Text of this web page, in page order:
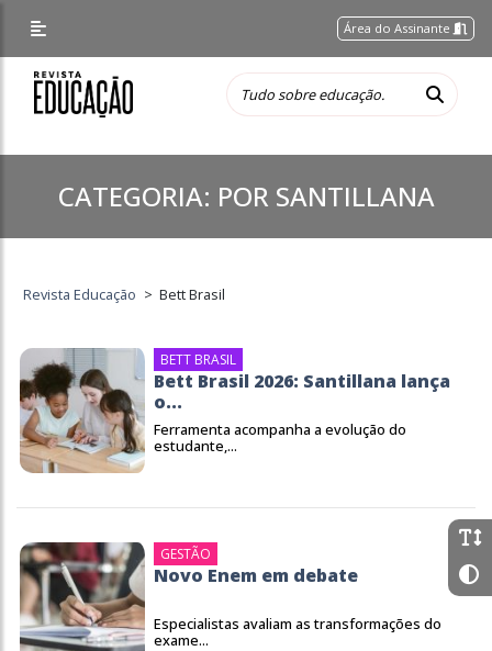
Área do Assinante
CATEGORIA: POR SANTILLANA
Revista Educação > Bett Brasil
BETT BRASIL
Bett Brasil 2026: Santillana lança
o...
Ferramenta acompanha a evolução do
estudante,...
GESTÃO
Novo Enem em debate
Especialistas avaliam as transformações do
exame...